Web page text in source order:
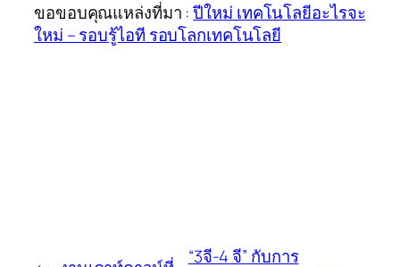
ขอขอบคุณแหล่งที่มา :ปีใหม่ เทคโนโลยีอะไรจะ
ใหม่ – รอบรู้ไอที รอบโลกเทคโนโลยี
“3จี-4 จี” กับการ